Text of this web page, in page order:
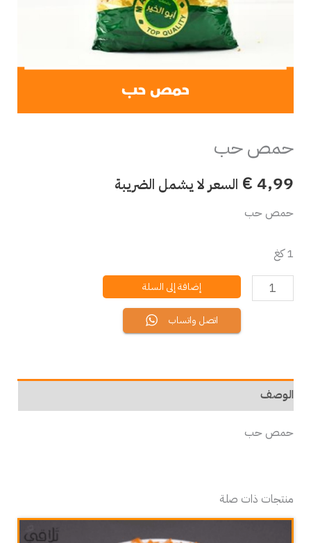
حمص حب
€ 4,99 السعر لا يشمل الضريبة
حمص حب
1 كغ
إضافة إلى السلة
اتصل واتساب
الوصف
حمص حب
منتجات ذات صلة